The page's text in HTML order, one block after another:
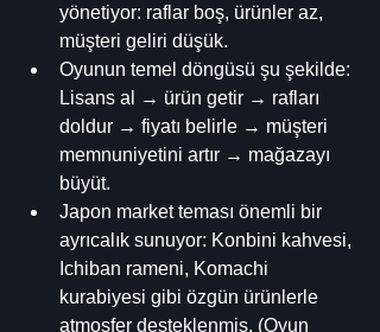
yönetiyor: raflar boş, ürünler az,
müşteri geliri düşük.
Oyunun temel döngüsü şu şekilde:
Lisans al → ürün getir → rafları
doldur → fiyatı belirle → müşteri
memnuniyetini artır → mağazayı
büyüt.
Japon market teması önemli bir
ayrıcalık sunuyor: Konbini kahvesi,
Ichiban rameni, Komachi
kurabiyesi gibi özgün ürünlerle
atmosfer desteklenmiş. (Oyun